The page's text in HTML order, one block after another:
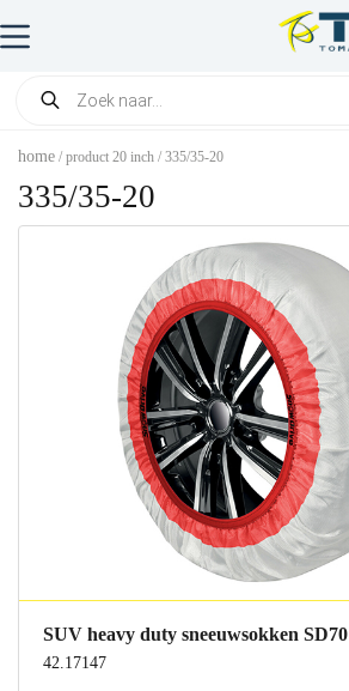
home / product 20 inch / 335/35-20
335/35-20
SUV heavy duty sneeuwsokken SD70
42.17147